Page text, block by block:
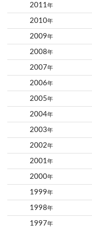
2011年
2010年
2009年
2008年
2007年
2006年
2005年
2004年
2003年
2002年
2001年
2000年
1999年
1998年
1997年